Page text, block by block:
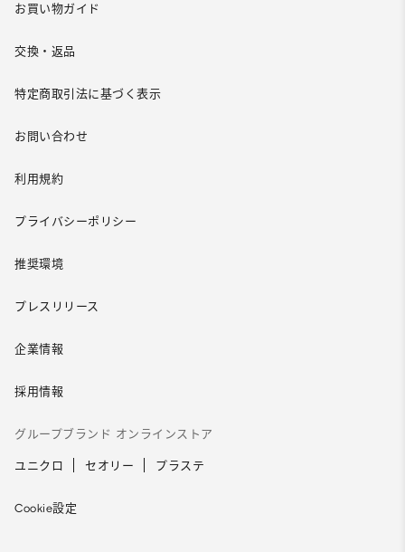
お買い物ガイド
交換・返品
特定商取引法に基づく表示
お問い合わせ
利用規約
プライバシーポリシー
推奨環境
プレスリリース
企業情報
採用情報
グループブランド オンラインストア
ユニクロ セオリー プラステ
Cookie設定